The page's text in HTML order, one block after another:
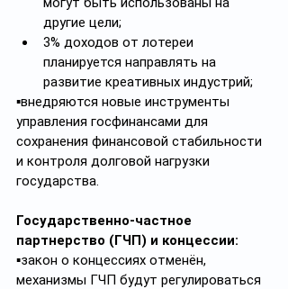
другие цели;
3% доходов от лотереи
планируется направлять на
развитие креативных индустрий;
▪️внедряются новые инструменты
управления госфинансами для
сохранения финансовой стабильности
и контроля долговой нагрузки
государства.
Государственно-частное
партнерство (ГЧП) и концессии:
▪️закон о концессиях отменён,
механизмы ГЧП будут регулироваться